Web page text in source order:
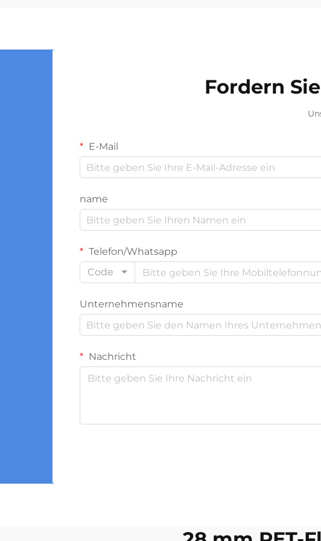
Fordern
E-Mail
name
Telefon/Whatsapp
Code
Unternehmensname
Nachricht